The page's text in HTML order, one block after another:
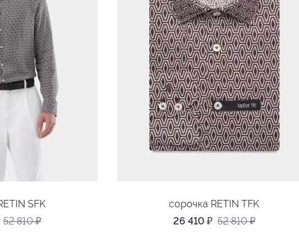
SFK
52 810₽
сорочка RETIN TFK
26 410 ₽ 52 810₽